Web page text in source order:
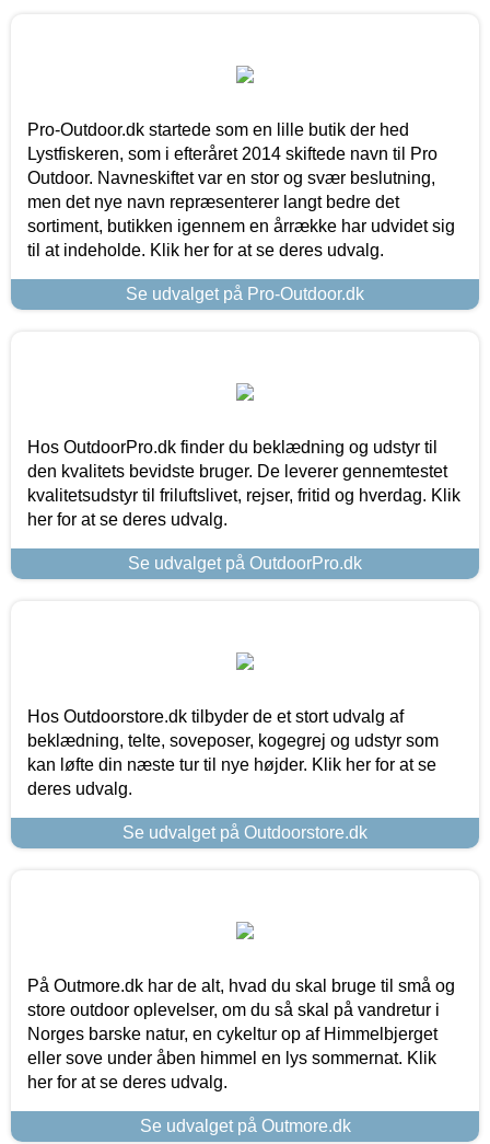
Pro-Outdoor.dk startede som en lille butik der hed
Lystfiskeren, som i efteråret 2014 skiftede navn til Pro
Outdoor. Navneskiftet var en stor og svær beslutning,
men det nye navn repræsenterer langt bedre det
sortiment, butikken igennem en årrække har udvidet sig
til at indeholde. Klik her for at se deres udvalg.
Se udvalget på Pro-Outdoor.dk
Hos OutdoorPro.dk finder du beklædning og udstyr til
den kvalitets bevidste bruger. De leverer gennemtestet
kvalitetsudstyr til friluftslivet, rejser, fritid og hverdag. Klik
her for at se deres udvalg.
Se udvalget på OutdoorPro.dk
Hos Outdoorstore.dk tilbyder de et stort udvalg af
beklædning, telte, soveposer, kogegrej og udstyr som
kan løfte din næste tur til nye højder. Klik her for at se
deres udvalg.
Se udvalget på Outdoorstore.dk
På Outmore.dk har de alt, hvad du skal bruge til små og
store outdoor oplevelser, om du så skal på vandretur i
Norges barske natur, en cykeltur op af Himmelbjerget
eller sove under åben himmel en lys sommernat. Klik
her for at se deres udvalg.
Se udvalget på Outmore.dk